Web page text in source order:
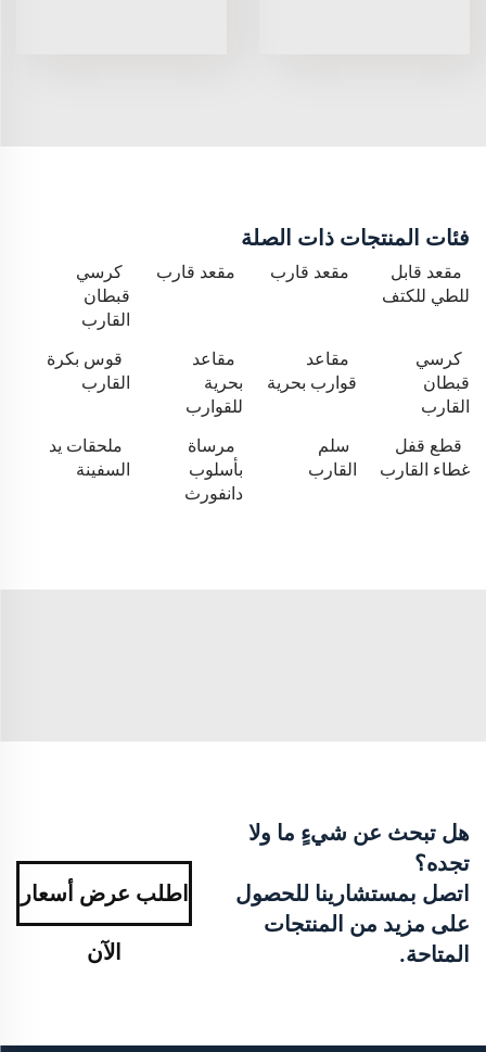
فئات المنتجات ذات الصلة
مقعد قابل
للطي للكتف
مقعد قارب مقعد قارب
كرسي
قبطان
القارب
كرسي
قبطان
القارب
مقاعد
قوارب بحرية
مقاعد
بحرية
للقوارب
قوس بكرة
القارب
قطع قفل
غطاء القارب
سلم
القارب
مرساة
بأسلوب
دانفورث
ملحقات يد
السفينة
هل تبحث عن شيءٍ ما ولا
تجده؟
اتصل بمستشارينا للحصول
على مزيد من المنتجات
المتاحة.
اطلب عرض أسعار
الآن